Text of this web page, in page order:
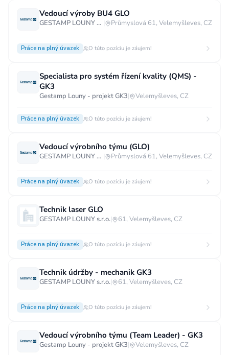
Vedoucí výroby BU4 GLO
GESTAMP LOUNY s.r.o. | Průmyslová 61, Velemyšleves, CZ
Práce na plný úvazek O túto pozíciu je záujem!
Specialista pro systém řízení kvality (QMS) -
GK3
Gestamp Louny - projekt GK3| Velemyšleves, CZ
Práce na plný úvazek O túto pozíciu je záujem!
Vedoucí výrobního týmu (GLO)
GESTAMP LOUNY s.r.o. | Průmyslová 61, Velemyšleves, CZ
Práce na plný úvazek O túto pozíciu je záujem!
Technik laser GLO
GESTAMP LOUNY s.r.o.| 61, Velemyšleves, CZ
Práce na plný úvazek O túto pozíciu je záujem!
Technik údržby - mechanik GK3
GESTAMP LOUNY s.r.o.| 61, Velemyšleves, CZ
Práce na plný úvazek O túto pozíciu je záujem!
Vedoucí výrobního týmu (Team Leader) - GK3
Gestamp Louny - projekt GK3| Velemyšleves, CZ